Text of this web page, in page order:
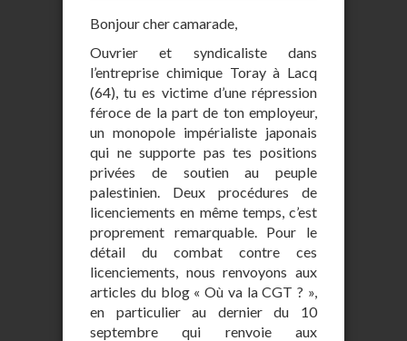
Bonjour cher camarade,
Ouvrier et syndicaliste dans
l’entreprise chimique Toray à Lacq
(64), tu es victime d’une répression
féroce de la part de ton employeur,
un monopole impérialiste japonais
qui ne supporte pas tes positions
privées de soutien au peuple
palestinien. Deux procédures de
licenciements en même temps, c’est
proprement remarquable. Pour le
détail du combat contre ces
licenciements, nous renvoyons aux
articles du blog « Où va la CGT ? »,
en particulier au dernier du 10
septembre qui renvoie aux